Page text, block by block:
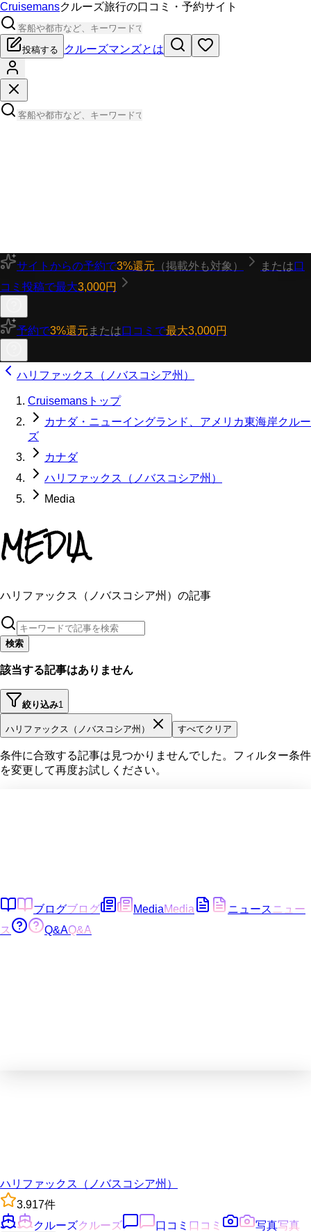
Cruisemansクルーズ旅行の口コミ・予約サイト
投稿する クルーズマンズとは
サイトからの予約で3%還元 （掲載外も対象） または口
コミ投稿で最大3,000円
予約で3%還元 または口コミで最大3,000円
ハリファックス（ノバスコシア州）
Cruisemansトップ
カナダ・ニューイングランド、アメリカ東海岸クルー
ズ
カナダ
ハリファックス（ノバスコシア州）
Media
MEDIA
ハリファックス（ノバスコシア州）の記事
検索
該当する記事はありません
絞り込み1
ハリファックス（ノバスコシア州） すべてクリア
条件に合致する記事は見つかりませんでした。フィルター条件
を変更して再度お試しください。
ブログブログ MediaMedia ニュース ニュー
ス
Q&AQ&A
ハリファックス（ノバスコシア州）
3.917件
クルーズクルーズ 口コミ 口コミ 写真写真